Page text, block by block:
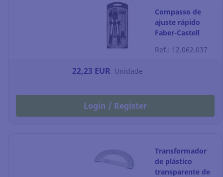
Compasso de
ajuste rápido
Faber-Castell
Ref.: 12.062.037
22,23 EUR Unidade
Login / Register
Transformador
de plástico
transparente de